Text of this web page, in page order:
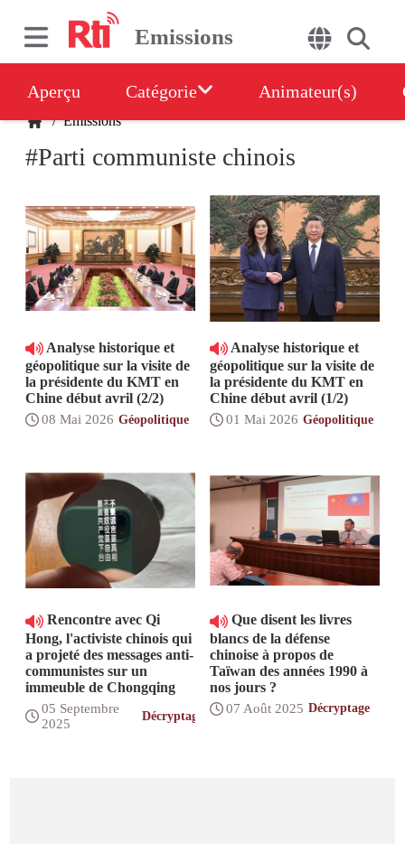
Emissions
Aperçu Catégorie Animateur(s)
/Emissions
#Parti communiste chinois
Analyse historique et
géopolitique sur la visite de
la présidente du KMT en
Chine début avril (2/2)
08 Mai 2026 Géopolitique
Analyse historique et
géopolitique sur la visite de
la présidente du KMT en
Chine début avril (1/2)
01 Mai 2026 Géopolitique
Rencontre avec Qi
Hong, l'activiste chinois qui
a projeté des messages anti-
communistes sur un
immeuble de Chongqing
05 Septembre
2025
Décryptage
Que disent les livres
blancs de la défense
chinoise à propos de
Taïwan des années 1990 à
nos jours ?
07 Août 2025 Décryptage